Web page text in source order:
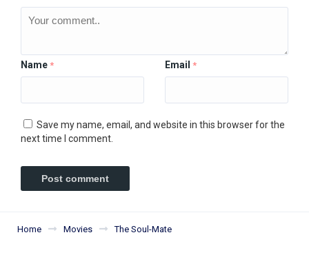
Name * Email *
Save my name, email, and website in this browser for the
next time I comment.
Home Movies The Soul-Mate